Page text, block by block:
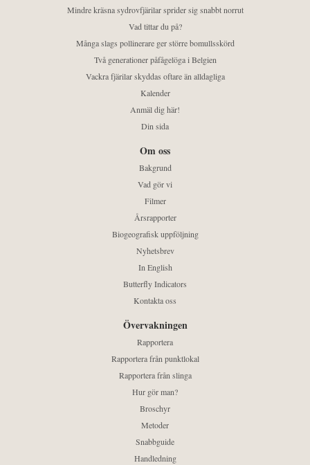
Mindre kräsna sydrovfjärilar sprider sig snabbt norrut
Vad tittar du på?
Många slags pollinerare ger större bomullsskörd
Två generationer påfågelöga i Belgien
Vackra fjärilar skyddas oftare än alldagliga
Kalender
Anmäl dig här!
Din sida
Om oss
Bakgrund
Vad gör vi
Filmer
Årsrapporter
Biogeografisk uppföljning
Nyhetsbrev
In English
Butterfly Indicators
Kontakta oss
Övervakningen
Rapportera
Rapportera från punktlokal
Rapportera från slinga
Hur gör man?
Broschyr
Metoder
Snabbguide
Handledning